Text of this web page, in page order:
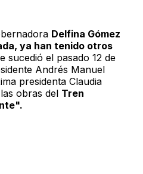
Delfina Gómez
ya han tenido otros
sucedió el pasado 12 de
Andrés Manuel
presidenta Claudia
obras del Tren